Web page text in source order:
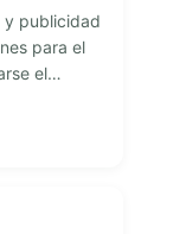
y publicidad
para el
el…